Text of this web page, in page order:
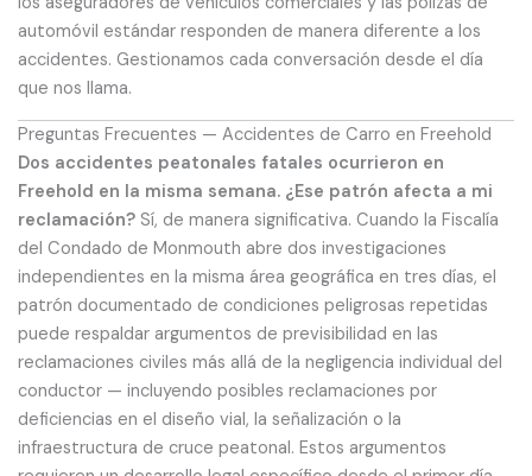
automóvil estándar responden de manera diferente a los
accidentes. Gestionamos cada conversación desde el día
que nos llama.
Preguntas Frecuentes — Accidentes de Carro en Freehold
Dos accidentes peatonales fatales ocurrieron en
Freehold en la misma semana. ¿Ese patrón afecta a mi
reclamación? Sí, de manera significativa. Cuando la Fiscalía
del Condado de Monmouth abre dos investigaciones
independientes en la misma área geográfica en tres días, el
patrón documentado de condiciones peligrosas repetidas
puede respaldar argumentos de previsibilidad en las
reclamaciones civiles más allá de la negligencia individual del
conductor — incluyendo posibles reclamaciones por
deficiencias en el diseño vial, la señalización o la
infraestructura de cruce peatonal. Estos argumentos